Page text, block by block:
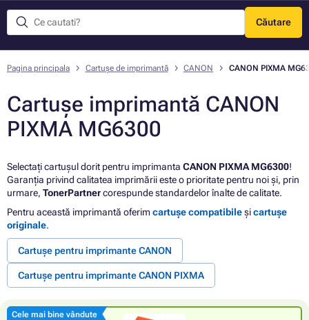
Căutare
Meniu
Pagina principala Cartușe de imprimantă CANON CANON PIXMA
Cartușe imprimantă CANON
PIXMA MG6300
Selectați cartușul dorit pentru imprimanta CANON PIXMA MG6300!
Garanția privind calitatea imprimării este o prioritate pentru noi și, prin
urmare, TonerPartnercorespunde standardelor înalte de calitate.
Pentru această imprimantă oferimcartușe compatibileșicartușe
originale.
Cartușe pentru imprimante CANON
Cartușe pentru imprimante CANON PIXMA
Cele mai bine vândute